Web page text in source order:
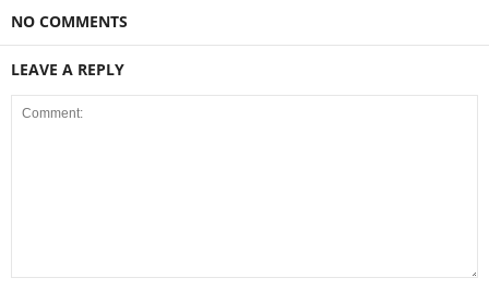
NO COMMENTS
LEAVE A REPLY